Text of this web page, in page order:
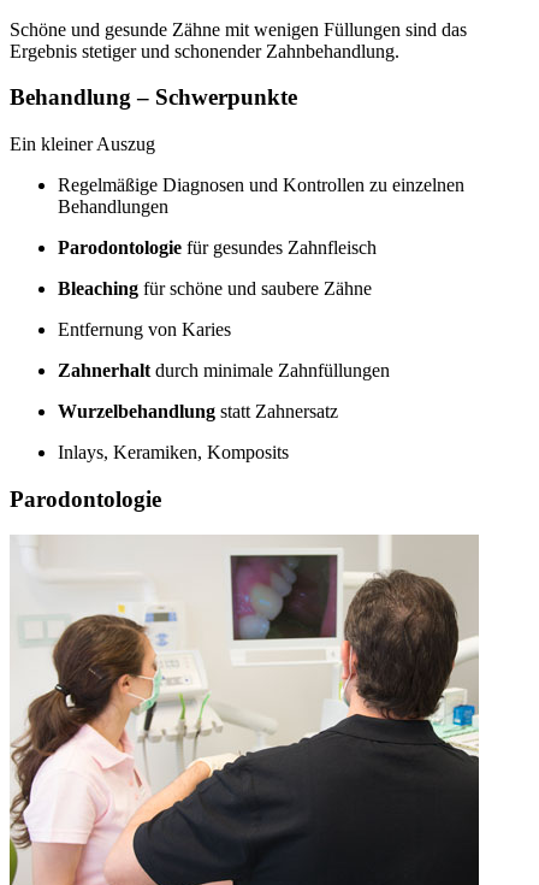
Schöne und gesunde Zähne mit wenigen Füllungen sind das
Ergebnis stetiger und schonender Zahnbehandlung.
Behandlung – Schwerpunkte
Ein kleiner Auszug
Regelmäßige Diagnosen und Kontrollen zu einzelnen
Behandlungen
Parodontologie für gesundes Zahnfleisch
Bleaching für schöne und saubere Zähne
Entfernung von Karies
Zahnerhalt durch minimale Zahnfüllungen
Wurzelbehandlung statt Zahnersatz
Inlays, Keramiken, Komposits
Parodontologie